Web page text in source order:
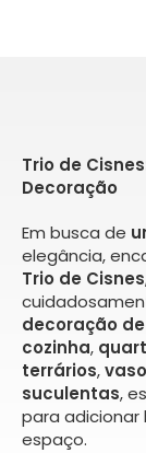
Trio de
Decoração
Em busca de
elegância,
Trio de Cisnes
decoração
cozinha,
terrários,
suculentas,
para adicionar
espaço.